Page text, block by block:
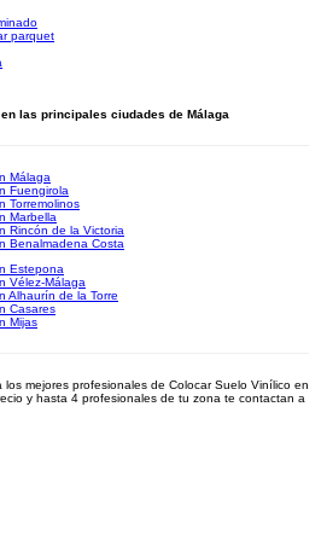
parquet
las principales ciudades de Málaga
Málaga
Fuengirola
Torremolinos
Marbella
Rincón de la Victoria
Benalmadena Costa
Estepona
Vélez-Málaga
Alhaurín de la Torre
Casares
Mijas
mejores profesionales de Colocar Suelo Vinílico en
y hasta 4 profesionales de tu zona te contactan a